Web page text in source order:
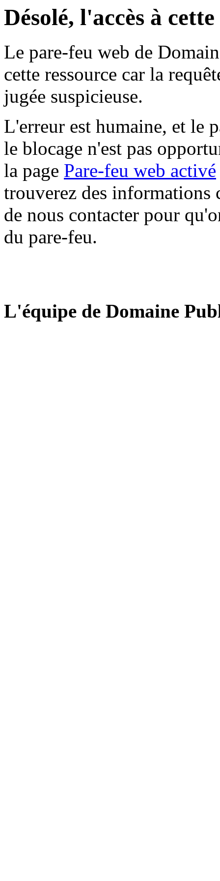
Désolé, l'accès à
Le pare-feu web de
cette ressource car la
jugée suspicieuse.
L'erreur est humaine, et le
le blocage n'est pas
la page Pare-feu web activé
trouverez des informations
de nous contacter pour
du pare-feu.
L'équipe de Domaine